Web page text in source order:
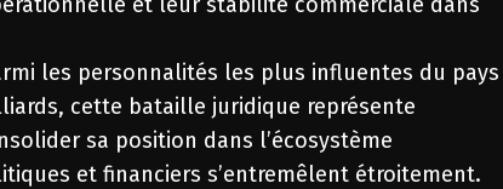
les personnalités les plus influentes du pays
cette bataille juridique représente
sa position dans l’écosystème
et financiers s’entremêlent étroitement.